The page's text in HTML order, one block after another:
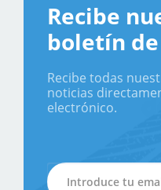
Recibe
boletín
Recibe todas
noticias
electrónico.